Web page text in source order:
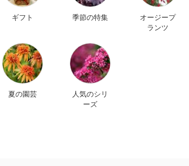
ギフト 季節の特集
オージープ
ランツ
夏の園芸
人気のシリ
ーズ